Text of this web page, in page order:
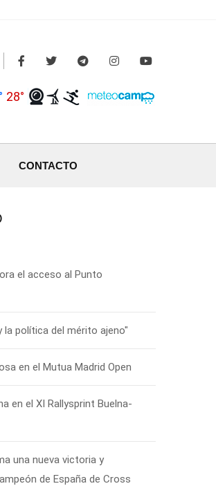
28°
CONTACTO
el acceso al Punto
la política del mérito ajeno"
en el Mutua Madrid Open
en el XI Rallysprint Buelna-
una nueva victoria y
de España de Cross